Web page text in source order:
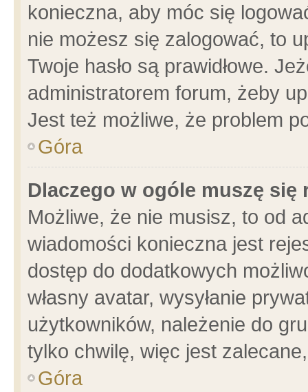
konieczna, aby móc się
nie możesz się zalogować, to
Twoje hasło są prawidłowe.
administratorem forum, żeby
Jest też możliwe, że problem
Góra
Dlaczego w ogóle muszę się
Możliwe, że nie musisz, to od
wiadomości konieczna jest
dostęp do dodatkowych
własny avatar, wysyłanie
użytkowników, należenie do
tylko chwilę, więc jest
Góra